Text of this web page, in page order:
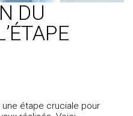
DU
étape cruciale pour